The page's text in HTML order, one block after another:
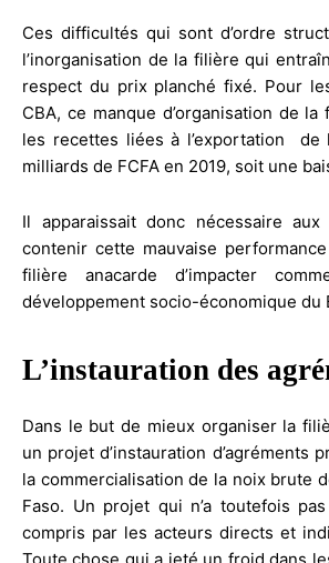
Ces difficultés qui sont d’ordre
l’inorganisation de la filière qui
respect du prix planché fixé. Pour
CBA, ce manque d’organisation de
les recettes liées à l’exportation de
milliards de FCFA en 2019, soit une
Il apparaissait donc nécessaire
contenir cette mauvaise
filière anacarde d’impacter
développement socio-économique du
L’instauration des
Dans le but de mieux organiser la
un projet d’instauration d’agréments
la commercialisation de la noix brute
Faso. Un projet qui n’a toutefois
compris par les acteurs directs et